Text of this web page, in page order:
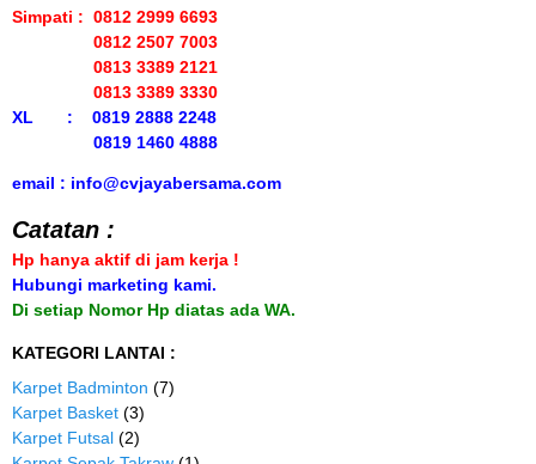
Simpati : 0812 2999 6693
0812 2507 7003
0813 3389 2121
0813 3389 3330
XL : 0819 2888 2248
0819 1460 4888
email : info@cvjayabersama.com
Catatan :
Hp hanya aktif di jam kerja !
Hubungi marketing kami.
Di setiap Nomor Hp diatas ada WA.
KATEGORI LANTAI :
Karpet Badminton (7)
Karpet Basket (3)
Karpet Futsal (2)